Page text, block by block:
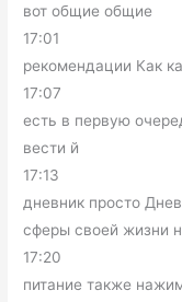
вот общие общие
17:01
рекомендации Как
17:07
есть в первую
вести й
17:13
дневник просто
сферы своей жизни
17:20
питание также